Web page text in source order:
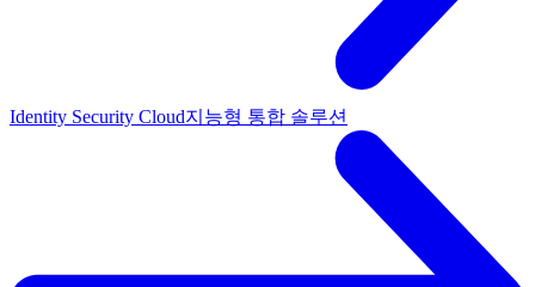
Identity Security Cloud지능형 통합 솔루션